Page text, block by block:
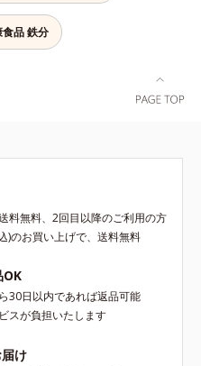
品 鉄分
料無料、2回目以降のご利用の方
)のお買い上げで、送料無料
OK
30日以内であれば返品可能
スが負担いたします
け